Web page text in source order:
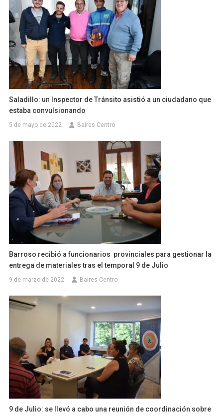
Saladillo: un Inspector de Tránsito asistió a un ciudadano que
estaba convulsionando
5 de mayo de 2022 Baires Centro
Barroso recibió a funcionarios provinciales para gestionar la
entrega de materiales tras el temporal 9 de Julio
9 de marzo de 2022 Baires Centro
9 de Julio: se llevó a cabo una reunión de coordinación sobre